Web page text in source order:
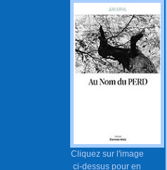
Cliquez sur l'image
ci-dessus pour en